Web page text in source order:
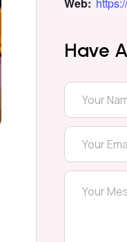
Have